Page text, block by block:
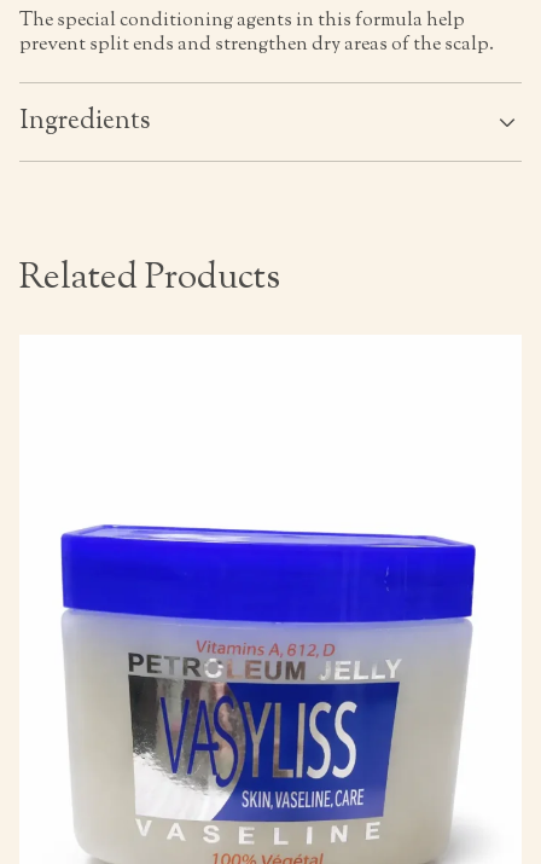
The special conditioning agents in this formula help
prevent split ends and strengthen dry areas of the scalp.
Ingredients
Related Products